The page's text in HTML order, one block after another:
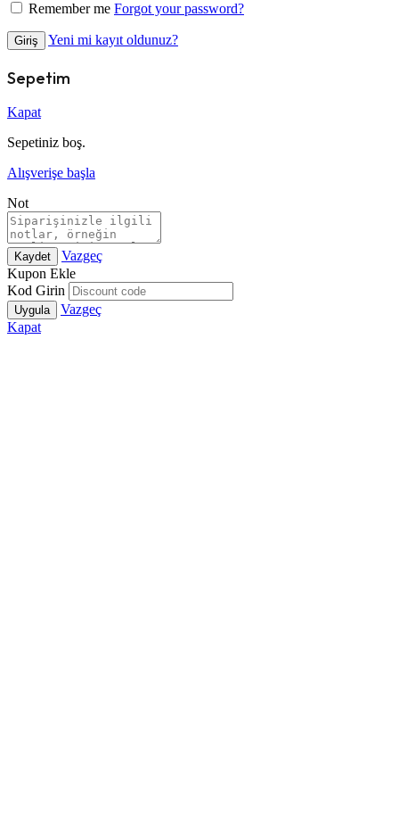
Remember me Forgot your password?
Giriş Yeni mi kayıt oldunuz?
Sepetim
Kapat
Sepetiniz boş.
Alışverişe başla
Not
Kaydet
Vazgeç
Kupon Ekle
Kod Girin
Uygula
Vazgeç
Kapat